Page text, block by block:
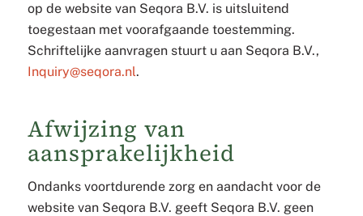
op de website van Seqora B.V. is uitsluitend
toegestaan met voorafgaande toestemming.
Schriftelijke aanvragen stuurt u aan Seqora B.V.,
Inquiry@seqora.nl.
Afwijzing van
aansprakelijkheid
Ondanks voortdurende zorg en aandacht voor de
website van Seqora B.V. geeft Seqora B.V. geen